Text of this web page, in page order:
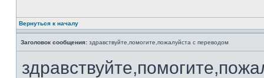
Вернуться к началу
Заголовок сообщения: здравствуйте,помогите,пожалуйста с переводом